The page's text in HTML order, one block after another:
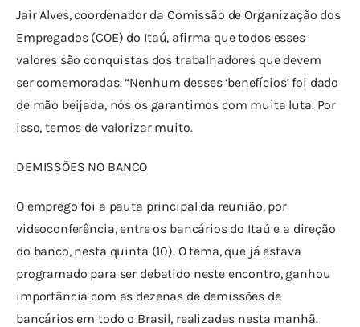
Jair Alves, coordenador da Comissão de Organização dos
Empregados (COE) do Itaú, afirma que todos esses
valores são conquistas dos trabalhadores que devem
ser comemoradas. “Nenhum desses ‘benefícios’ foi dado
de mão beijada, nós os garantimos com muita luta. Por
isso, temos de valorizar muito.
DEMISSÕES NO BANCO
O emprego foi a pauta principal da reunião, por
videoconferência, entre os bancários do Itaú e a direção
do banco, nesta quinta (10). O tema, que já estava
programado para ser debatido neste encontro, ganhou
importância com as dezenas de demissões de
bancários em todo o Brasil, realizadas nesta manhã.